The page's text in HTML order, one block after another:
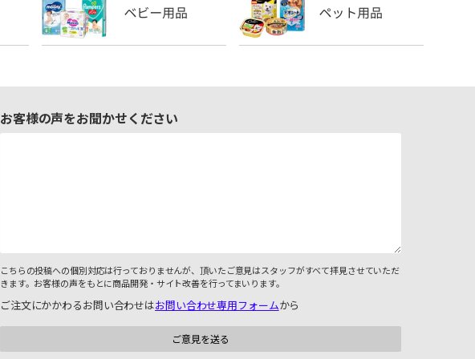
お客様の声をお聞かせください
こちらの投稿への個別対応は行っておりませんが、頂いたご意見はスタッフがすべて拝見させていただ
きます。お客様の声をもとに商品開発・サイト改善を行ってまいります。
ご注文にかかわるお問い合わせはお問い合わせ専用フォームから